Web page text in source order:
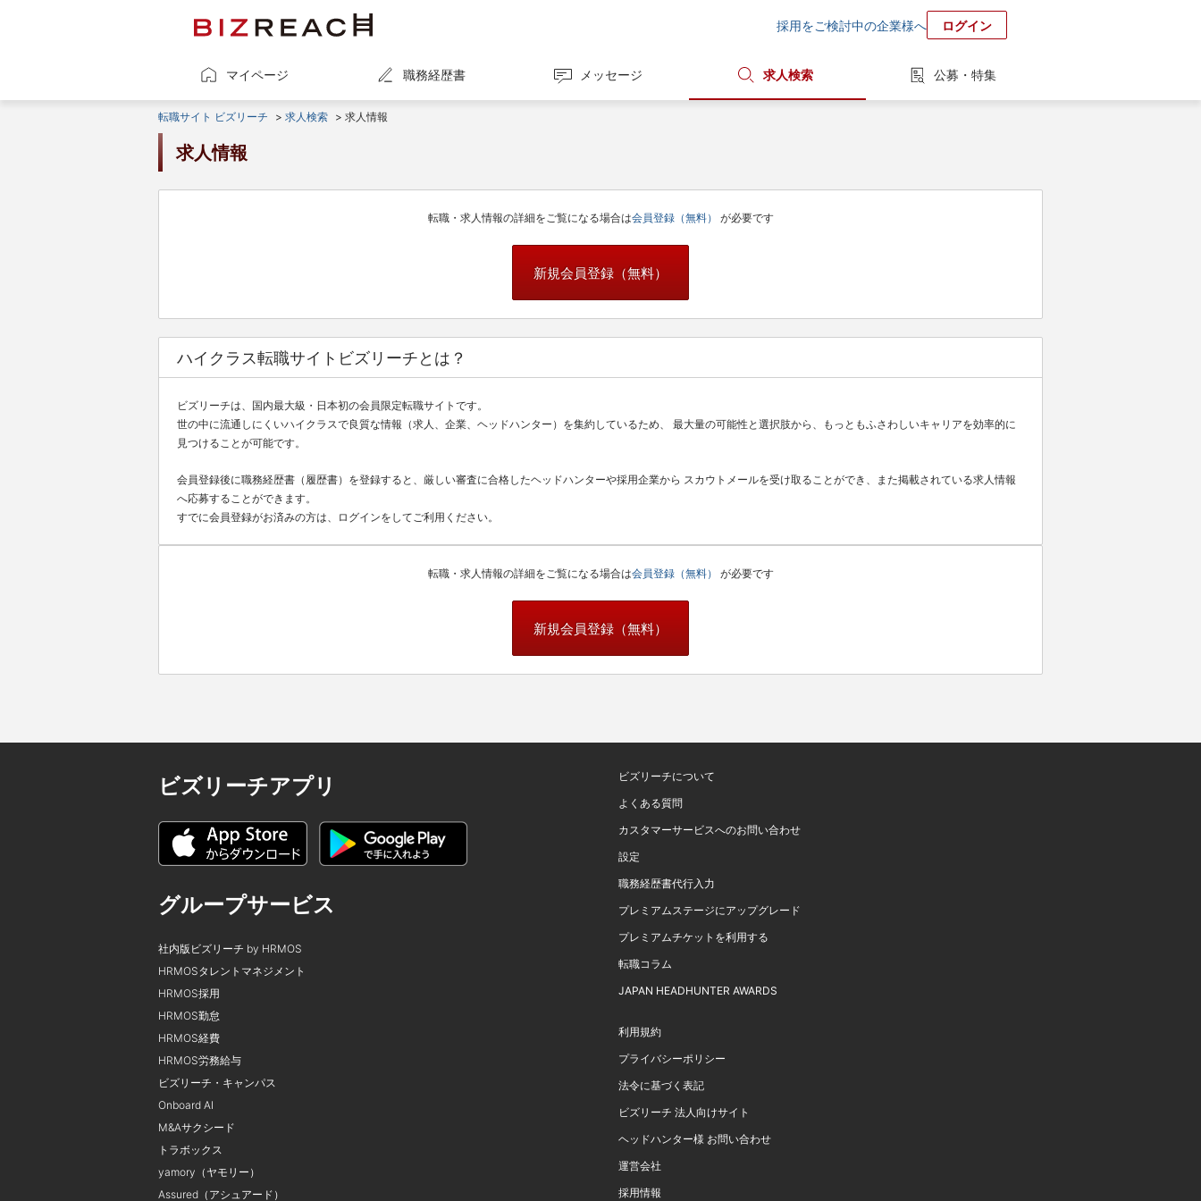
採用をご検討中の企業様へ ログイン
マイページ 職務経歴書 メッセージ 求人検索 公募・特集
転職サイト ビズリーチ > 求人検索 > 求人情報
求人情報
転職・求人情報の詳細をご覧になる場合は会員登録（無料） が必要です
新規会員登録（無料）
ハイクラス転職サイトビズリーチとは？
ビズリーチは、国内最大級・日本初の会員限定転職サイトです。
世の中に流通しにくいハイクラスで良質な情報（求人、企業、ヘッドハンター）を集約しているため、 最大量の可能性と選択肢から、もっともふさわしいキャリアを効率的に
見つけることが可能です。
会員登録後に職務経歴書（履歴書）を登録すると、厳しい審査に合格したヘッドハンターや採用企業から スカウトメールを受け取ることができ、また掲載されている求人情報
へ応募することができます。
すでに会員登録がお済みの方は、ログインをしてご利用ください。
転職・求人情報の詳細をご覧になる場合は会員登録（無料） が必要です
新規会員登録（無料）
ビズリーチアプリ
グループサービス
社内版ビズリーチ by HRMOS
HRMOSタレントマネジメント
HRMOS採用
HRMOS勤怠
HRMOS経費
HRMOS労務給与
ビズリーチ・キャンパス
Onboard AI
M&Aサクシード
トラボックス
yamory（ヤモリー）
Assured（アシュアード）
ビズリーチについて
よくある質問
カスタマーサービスへのお問い合わせ
設定
職務経歴書代行入力
プレミアムステージにアップグレード
プレミアムチケットを利用する
転職コラム
JAPAN HEADHUNTER AWARDS
利用規約
プライバシーポリシー
法令に基づく表記
ビズリーチ 法人向けサイト
ヘッドハンター様 お問い合わせ
運営会社
採用情報